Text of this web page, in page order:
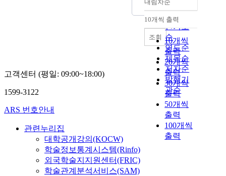
정확도
순
인기도
순
연도순
제목순
저자순
발행기
관순
내림차순
내림차순
10개씩 출력
10개씩
출력
20개씩
출력
30개씩
출력
50개씩
출력
100개씩
출력
조회
고객센터 (평일: 09:00~18:00)
1599-3122
ARS 번호안내
관련누리집
대학공개강의(KOCW)
학술정보통계시스템(Rinfo)
외국학술지지원센터(FRIC)
학술관계분석서비스(SAM)